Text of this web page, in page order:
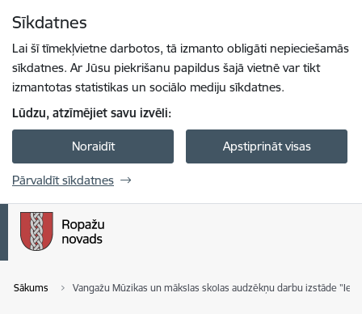
Sīkdatnes
Lai šī tīmekļvietne darbotos, tā izmanto obligāti nepieciešamās
sīkdatnes. Ar Jūsu piekrišanu papildus šajā vietnē var tikt
izmantotas statistikas un sociālo mediju sīkdatnes.
Lūdzu, atzīmējiet savu izvēli:
Noraidīt Apstiprināt visas
Pārvaldīt sīkdatnes
Sākums Vangažu Mūzikas un mākslas skolas audzēkņu darbu izstāde